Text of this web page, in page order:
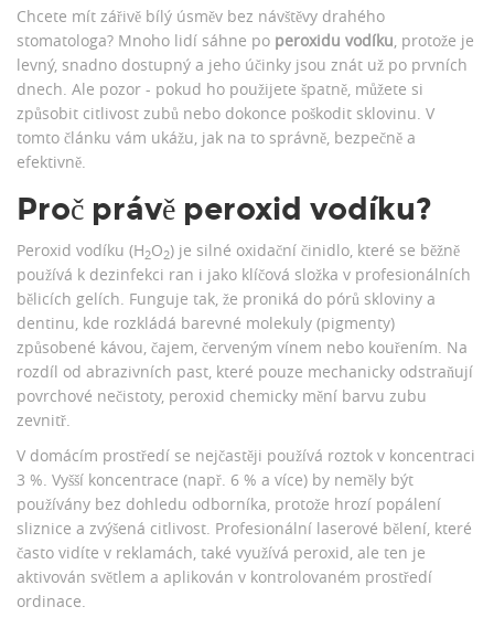
Chcete mít zářivě bílý úsměv bez návštěvy drahého
stomatologa? Mnoho lidí sáhne po peroxidu vodíku, protože je
levný, snadno dostupný a jeho účinky jsou znát už po prvních
dnech. Ale pozor - pokud ho použijete špatně, můžete si
způsobit citlivost zubů nebo dokonce poškodit sklovinu. V
tomto článku vám ukážu, jak na to správně, bezpečně a
efektivně.
Proč právě peroxid vodíku?
Peroxid vodíku (H2O2) je silné oxidační činidlo, které se běžně
používá k dezinfekci ran i jako klíčová složka v profesionálních
bělicích gelích. Funguje tak, že proniká do pórů skloviny a
dentinu, kde rozkládá barevné molekuly (pigmenty)
způsobené kávou, čajem, červeným vínem nebo kouřením. Na
rozdíl od abrazivních past, které pouze mechanicky odstraňují
povrchové nečistoty, peroxid chemicky mění barvu zubu
zevnitř.
V domácím prostředí se nejčastěji používá roztok v koncentraci
3 %. Vyšší koncentrace (např. 6 % a více) by neměly být
používány bez dohledu odborníka, protože hrozí popálení
sliznice a zvýšená citlivost. Profesionální laserové bělení, které
často vidíte v reklamách, také využívá peroxid, ale ten je
aktivován světlem a aplikován v kontrolovaném prostředí
ordinace.